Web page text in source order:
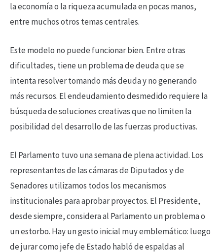
la economía o la riqueza acumulada en pocas manos,
entre muchos otros temas centrales.
Este modelo no puede funcionar bien. Entre otras
dificultades, tiene un problema de deuda que se
intenta resolver tomando más deuda y no generando
más recursos. El endeudamiento desmedido requiere la
búsqueda de soluciones creativas que no limiten la
posibilidad del desarrollo de las fuerzas productivas.
El Parlamento tuvo una semana de plena actividad. Los
representantes de las cámaras de Diputados y de
Senadores utilizamos todos los mecanismos
institucionales para aprobar proyectos. El Presidente,
desde siempre, considera al Parlamento un problema o
un estorbo. Hay un gesto inicial muy emblemático: luego
de jurar como jefe de Estado habló de espaldas al